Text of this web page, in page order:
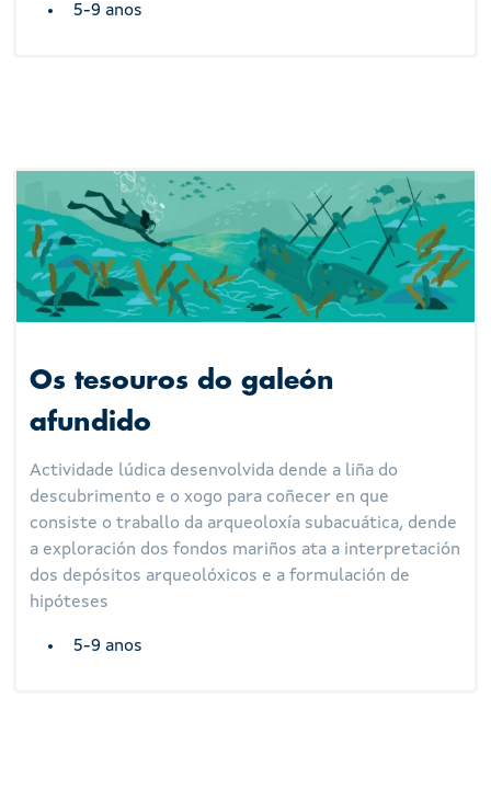
5-9 anos
Os tesouros do galeón
afundido
Actividade lúdica desenvolvida dende a liña do
descubrimento e o xogo para coñecer en que
consiste o traballo da arqueoloxía subacuática, dende
a exploración dos fondos mariños ata a interpretación
dos depósitos arqueolóxicos e a formulación de
hipóteses
5-9 anos